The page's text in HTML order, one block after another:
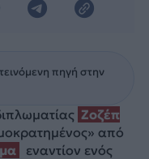
πηγή στην
Ζοζέπ
από
εναντίον ενός